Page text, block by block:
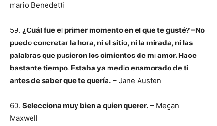
mario Benedetti
59. ¿Cuál fue el primer momento en el que te gusté? –No
puedo concretar la hora, ni el sitio, ni la mirada, ni las
palabras que pusieron los cimientos de mi amor. Hace
bastante tiempo. Estaba ya medio enamorado de ti
antes de saber que te quería. – Jane Austen
60. Selecciona muy bien a quien querer. – Megan
Maxwell